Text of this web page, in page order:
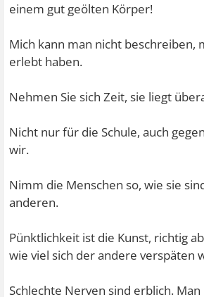
einem gut geölten Körper!
Mich kann man nicht beschreiben,
erlebt haben.
Nehmen Sie sich Zeit, sie liegt
Nicht nur für die Schule, auch
wir.
Nimm die Menschen so, wie sie
anderen.
Pünktlichkeit ist die Kunst, richtig
wie viel sich der andere verspäten
Schlechte Nerven sind erblich.